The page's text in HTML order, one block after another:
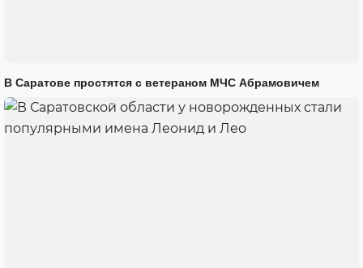
В Саратове простятся с ветераном МЧС Абрамовичем